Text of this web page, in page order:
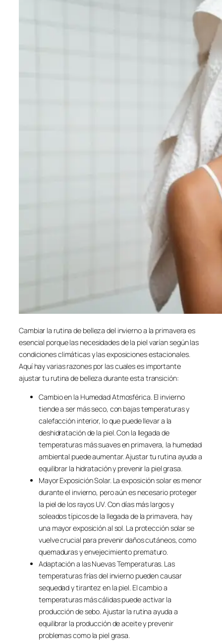
Cambiar la rutina de belleza del invierno a la primavera es
esencial porque las necesidades de la piel varían según las
condiciones climáticas y las exposiciones estacionales.
Aquí hay varias razones por las cuales es importante
ajustar tu rutina de belleza durante esta transición:
Cambio en la Humedad Atmosférica. El invierno
tiende a ser más seco, con bajas temperaturas y
calefacción interior, lo que puede llevar a la
deshidratación de la piel. Con la llegada de
temperaturas más suaves en primavera, la humedad
ambiental puede aumentar. Ajustar tu rutina ayuda a
equilibrar la hidratación y prevenir la piel grasa.
Mayor Exposición Solar. La exposición solar es menor
durante el invierno, pero aún es necesario proteger
la piel de los rayos UV. Con días más largos y
soleados típicos de la llegada de la primavera, hay
una mayor exposición al sol. La protección solar se
vuelve crucial para prevenir daños cutáneos, como
quemaduras y envejecimiento prematuro.
Adaptación a las Nuevas Temperaturas. Las
temperaturas frías del invierno pueden causar
sequedad y tirantez en la piel. El cambio a
temperaturas más cálidas puede activar la
producción de sebo. Ajustar la rutina ayuda a
equilibrar la producción de aceite y prevenir
problemas como la piel grasa.